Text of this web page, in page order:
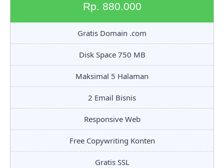
Rp. 880.000
Gratis Domain .com
Disk Space 750 MB
Maksimal 5 Halaman
2 Email Bisnis
Responsive Web
Free Copywriting Konten
Gratis SSL